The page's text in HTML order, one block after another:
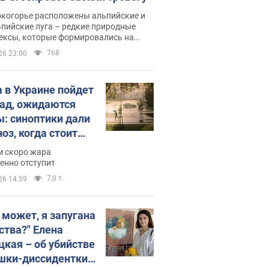
расположены альпийские и
луга – редкие природные
которые формировались на
сотен лет
23:00 768
Украине пойдет
ожидаются
синоптики дали
когда стоит
изменения
скоро жара
отступит
14:59 7,0 т.
я запугана
Елена
– об убийстве
диссидентки